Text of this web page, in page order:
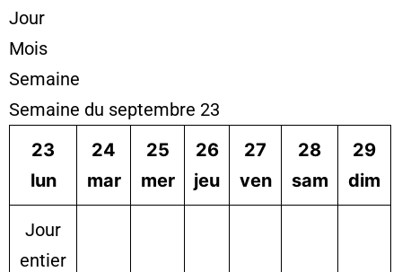
Jour
Mois
Semaine
Semaine du septembre 23
23
lun
24
mar
25
mer
26
jeu
27
ven
28
sam
29
dim
Jour
entier